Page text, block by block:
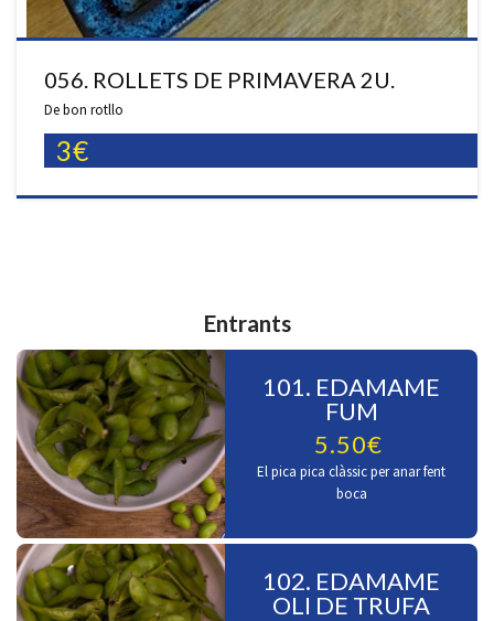
056. ROLLETS DE PRIMAVERA 2U.
De bon rotllo
3€
Entrants
101. EDAMAME
FUM
5.50€
El pica pica clàssic per anar fent
boca
102. EDAMAME
OLI DE TRUFA